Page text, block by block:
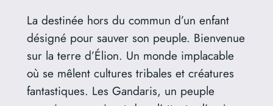
La destinée hors du commun d’un enfant
désigné pour sauver son peuple. Bienvenue
sur la terre d’Élion. Un monde implacable
où se mêlent cultures tribales et créatures
fantastiques. Les Gandaris, un peuple